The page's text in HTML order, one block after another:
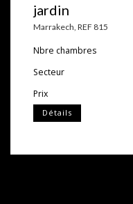
jardin
Marrakech, REF 815
Nbre chambres
Secteur
Prix
Détails